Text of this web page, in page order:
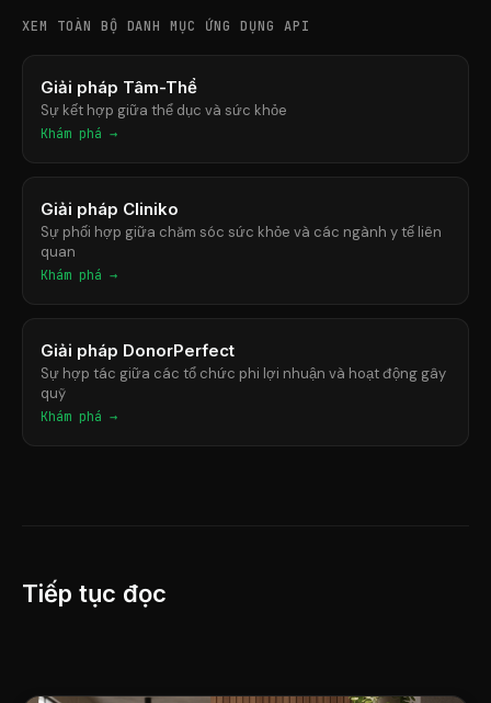
XEM TOÀN BỘ DANH MỤC ỨNG DỤNG API
Giải pháp Tâm-Thể
Sự kết hợp giữa thể dục và sức khỏe
Khám phá →
Giải pháp Cliniko
Sự phối hợp giữa chăm sóc sức khỏe và các ngành y tế liên
quan
Khám phá →
Giải pháp DonorPerfect
Sự hợp tác giữa các tổ chức phi lợi nhuận và hoạt động gây
quỹ
Khám phá →
Tiếp tục đọc